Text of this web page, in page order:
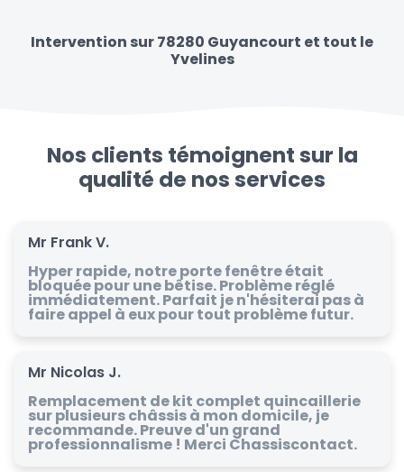
Intervention sur 78280 Guyancourt et tout le
Yvelines
Nos clients témoignent sur la
qualité de nos services
Mr Frank V.
Hyper rapide, notre porte fenêtre était
bloquée pour une bêtise. Problème réglé
immédiatement. Parfait je n'hésiterai pas à
faire appel à eux pour tout problème futur.
Mr Nicolas J.
Remplacement de kit complet quincaillerie
sur plusieurs châssis à mon domicile, je
recommande. Preuve d'un grand
professionnalisme ! Merci Chassiscontact.